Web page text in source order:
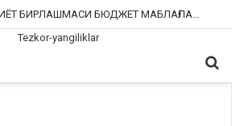
ШОФИРКОН ТИББИЁТ БИРЛАШМАСИ БЮДЖЕТ МАБЛАҒЛАРИНИ ТАЛОН-ТАРОЖ ҚИЛИНГАНИ РОСТМИ?